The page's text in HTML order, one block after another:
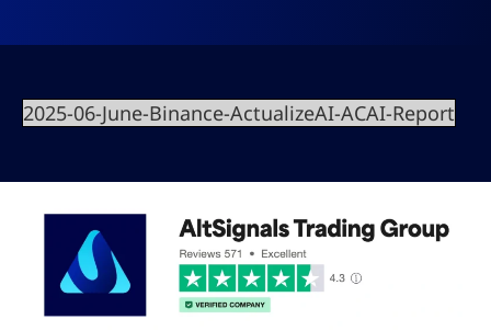
2025-06-June-Binance-ActualizeAI-ACAI-Report